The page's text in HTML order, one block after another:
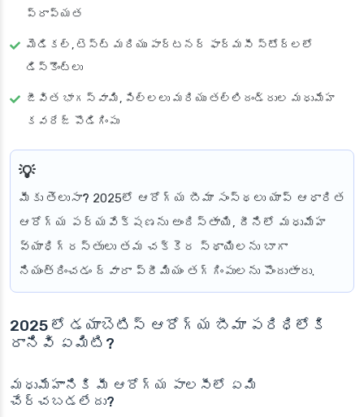
ప్రాప్యత
మెడికల్, టెస్ట్ మరియు పార్టనర్ ఫార్మసీ స్టోర్లలో
డిస్కౌంట్లు
జీవిత భాగస్వామి, పిల్లలు మరియు తల్లిదండ్రుల మధుమేహ
కవరేజ్ పొడిగింపు
మీకు తెలుసా? 2025లో ఆరోగ్య బీమా సంస్థలు యాప్ ఆధారిత
ఆరోగ్య పర్యవేక్షణను అందిస్తాయి, దీనిలో మధుమేహ
వ్యాధిగ్రస్తులు తమ చక్కెర స్థాయిలను బాగా
నియంత్రించడం ద్వారా ప్రీమియం తగ్గింపులను పొందుతారు.
2025 లో డయాబెటిస్ ఆరోగ్య బీమా పరిధిలోకి
రానివి ఏమిటి?
మధుమేహానికి మీ ఆరోగ్య పాలసీలో ఏమి
చేర్చబడలేదు?